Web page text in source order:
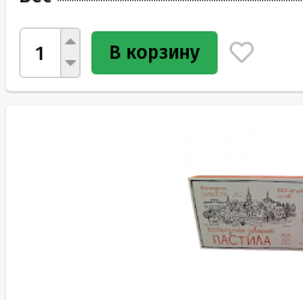
В корзину